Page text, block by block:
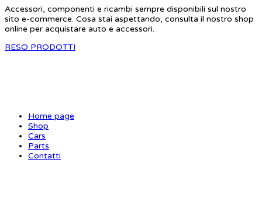
Accessori, componenti e ricambi sempre disponibili sul nostro
sito e-commerce. Cosa stai aspettando, consulta il nostro shop
online per acquistare auto e accessori.
RESO PRODOTTI
Home page
Shop
Cars
Parts
Contatti